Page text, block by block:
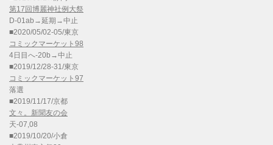
第17回博麗神社例大祭
D-01ab→延期→中止
■2020/05/02-05/東京
コミックマーケット98
4日目へ-20b→中止
■2019/12/28-31/東京
コミックマーケット97
落選
■2019/11/17/京都
文々。新聞友の会
天-07,08
■2019/10/20/小倉